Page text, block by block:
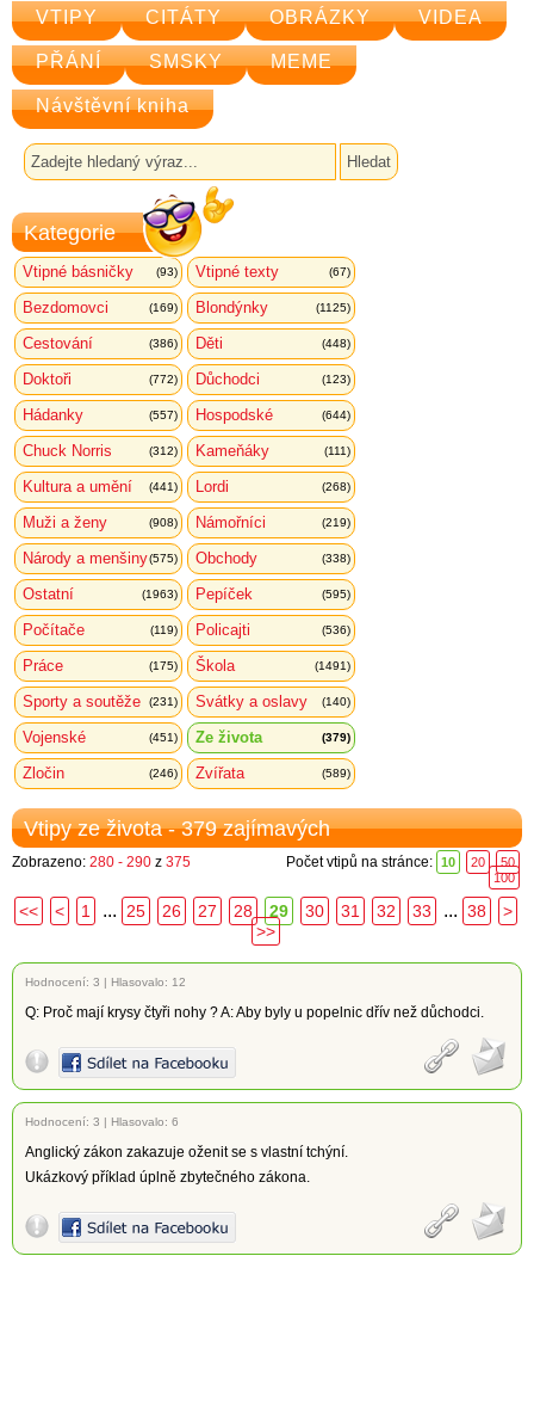
VTIPY CITÁTY OBRÁZKY VIDEA
PŘÁNÍ SMSKY MEME
Návštěvní kniha
Kategorie
Vtipné básničky (93) Vtipné texty (67)
Bezdomovci (169) Blondýnky (1125)
Cestování (386) Děti (448)
Doktoři (772) Důchodci (123)
Hádanky (557) Hospodské (644)
Chuck Norris (312) Kameňáky (111)
Kultura a umění (441) Lordi (268)
Muži a ženy (908) Námořníci (219)
Národy a menšiny(575) Obchody (338)
Ostatní (1963) Pepíček (595)
Počítače (119) Policajti (536)
Práce (175) Škola (1491)
Sporty a soutěže (231) Svátky a oslavy (140)
Vojenské (451) Ze života (379)
Zločin (246) Zvířata (589)
Vtipy ze života - 379 zajímavých
Zobrazeno: 280 - 290 z 375 Počet vtipů na stránce: 10 20
50
100
<< < 1 ... 25 26 27 28 29 30 31 32 33 ... 38
>
>>
Hodnocení: 3 | Hlasovalo: 12
Q: Proč mají krysy čtyři nohy ? A: Aby byly u popelnic dřív než důchodci.
Hodnocení: 3 | Hlasovalo: 6
Anglický zákon zakazuje oženit se s vlastní tchýní.
Ukázkový příklad úplně zbytečného zákona.